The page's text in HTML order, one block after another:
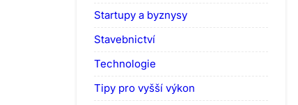
Startupy a byznysy
Stavebnictví
Technologie
Tipy pro vyšší výkon